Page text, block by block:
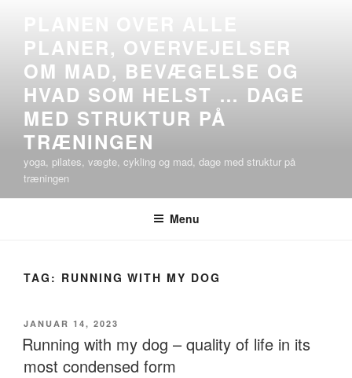
indholdPLANER, OVERVEJELSER
OM MAD, BEVÆGELSE OG
HVAD SOM HELST … DAGE
MED STRUKTUR PÅ
TRÆNINGEN
yoga, pilates, vægte, cykling og mad, dage med struktur på
træningen
Menu
TAG: RUNNING WITH MY DOG
UDGIVET
DEN
JANUAR 14, 2023
Running with my dog – quality of life in its
most condensed form